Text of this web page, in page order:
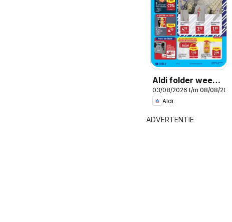
Aldi folder week
32
03/08/2026 t/m 08/08/2026
Aldi
ADVERTENTIE